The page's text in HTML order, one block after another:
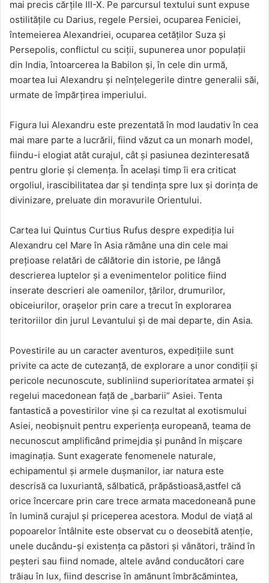
mai precis cărțile III-X. Pe parcursul textului sunt expuse
ostilitățile cu Darius, regele Persiei, ocuparea Feniciei,
întemeierea Alexandriei, ocuparea cetăților Suza și
Persepolis, conflictul cu sciții, supunerea unor populații
din India, întoarcerea la Babilon și, în cele din urmă,
moartea lui Alexandru și neînțelegerile dintre generalii săi,
urmate de împărțirea imperiului.
Figura lui Alexandru este prezentată în mod laudativ în cea
mai mare parte a lucrării, fiind văzut ca un monarh model,
fiindu-i elogiat atât curajul, cât și pasiunea dezinteresată
pentru glorie și clemența. În același timp îi era criticat
orgoliul, irascibilitatea dar și tendința spre lux și dorința de
divinizare, preluate din moravurile Orientului.
Cartea lui Quintus Curtius Rufus despre expediția lui
Alexandru cel Mare în Asia rămâne una din cele mai
prețioase relatări de călătorie din istorie, pe lângă
descrierea luptelor și a evenimentelor politice fiind
inserate descrieri ale oamenilor, țărilor, drumurilor,
obiceiurilor, orașelor prin care a trecut în explorarea
teritoriilor din jurul Levantului și de mai departe, din Asia.
Povestirile au un caracter aventuros, expedițiile sunt
privite ca acte de cutezanță, de explorare a unor condiții și
pericole necunoscute, subliniind superioritatea armatei și
regelui macedonean față de „barbarii” Asiei. Tenta
fantastică a povestirilor vine și ca rezultat al exotismului
Asiei, neobișnuit pentru experiența europeană, teama de
necunoscut amplificând primejdia și punând în mișcare
imaginația. Sunt exagerate fenomenele naturale,
echipamentul și armele dușmanilor, iar natura este
descrisă ca luxuriantă, sălbatică, prăpăstioasă,astfel că
orice încercare prin care trece armata macedoneană pune
în lumină curajul și priceperea acestora. Modul de viață al
popoarelor întâlnite este observat cu o deosebită atenție,
unele ducându-și existența ca păstori și vânători, trăind în
peșteri sau fiind nomade, altele având conducători care
trăiau în lux, fiind descrise în amănunt îmbrăcămintea,